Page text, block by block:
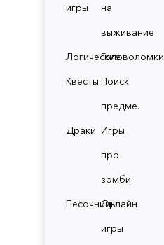
игры
на
выживание
ЛогическиеГоловоломки
Квесты Поиск
предме.
Драки Игры
про
зомби
ПесочницыОнлайн
игры